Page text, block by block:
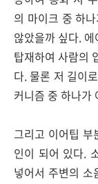
의 마이크 중 하
않았을까 싶다.
탑재하여 사람의
다. 물론 저 길이
커니즘 중 하나가
그리고 이어팁
인이 되어 있다.
넣어서 주변의